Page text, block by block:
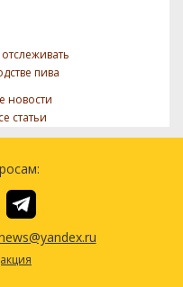
пива
новости
статьи